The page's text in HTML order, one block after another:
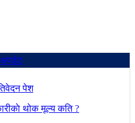
अपडेट
पेश
थोक मूल्य कति ?